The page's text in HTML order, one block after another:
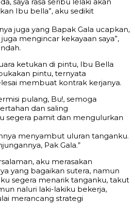
Ibu bella”, aku sedikit
juga yang Bapak Gala ucapkan,
mengincar kekayaan saya”,
ketukan di pintu, Ibu Bella
pintu, ternyata
membuat kontrak kerjanya.
pulang, Bu!, semoga
dan saling
segera pamit dan mengulurkan
menyambut uluran tanganku.
Pak Gala.”
aku merasakan
yang bagaikan sutera, namun
segera menarik tanganku, takut
naluri laki-lakiku bekerja,
merancang strategi